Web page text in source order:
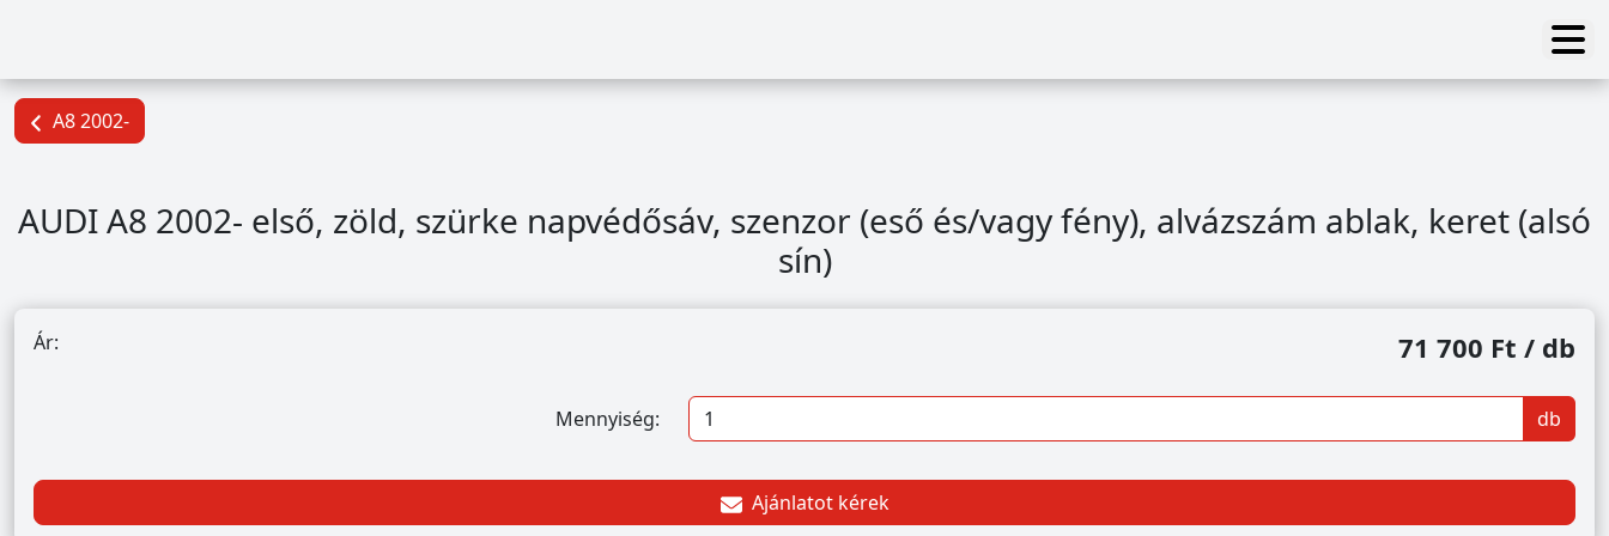
A8 2002-
AUDI A8 2002- első, zöld, szürke napvédősáv, szenzor (eső és/vagy fény), alvázszám ablak, keret (alsó
sín)
Ár: 71 700 Ft / db
Mennyiség: db
Ajánlatot kérek